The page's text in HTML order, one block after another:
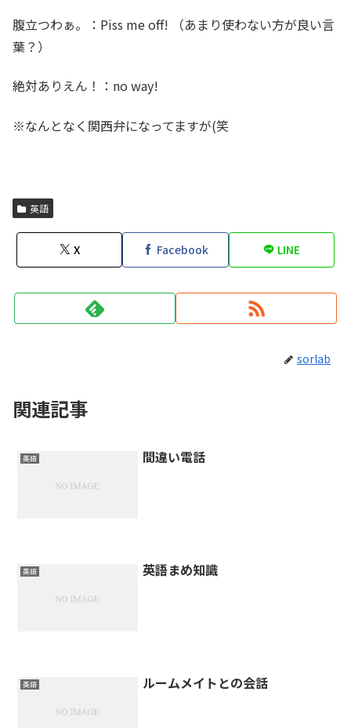
腹立つわぁ。：Piss me off! （あまり使わない方が良い言
葉？）
絶対ありえん！：no way!
※なんとなく関西弁になってますが(笑
英語
X Facebook LINE
sorlab
関連記事
英語 間違い電話
英語 英語まめ知識
英語 ルームメイトとの会話